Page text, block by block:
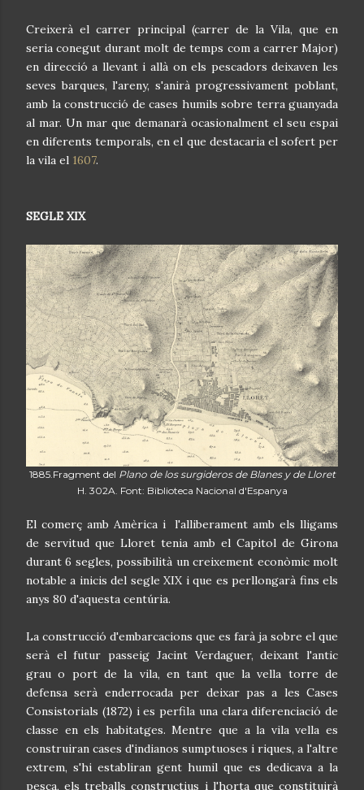
Creixerà el carrer principal (carrer de la Vila, que en
seria conegut durant molt de temps com a carrer Major)
en direcció a llevant i allà on els pescadors deixaven les
seves barques, l'areny, s'anirà progressivament poblant,
amb la construcció de cases humils sobre terra guanyada
al mar. Un mar que demanarà ocasionalment el seu espai
en diferents temporals, en el que destacaria el sofert per
la vila el 1607.
SEGLE XIX
1885.Fragment del Plano de los surgideros de Blanes y de Lloret
H. 302A. Font: Biblioteca Nacional d'Espanya
El comerç amb Amèrica i l'alliberament amb els lligams
de servitud que Lloret tenia amb el Capitol de Girona
durant 6 segles, possibilità un creixement econòmic molt
notable a inicis del segle XIX i que es perllongarà fins els
anys 80 d'aquesta centúria.
La construcció d'embarcacions que es farà ja sobre el que
serà el futur passeig Jacint Verdaguer, deixant l'antic
grau o port de la vila, en tant que la vella torre de
defensa serà enderrocada per deixar pas a les Cases
Consistorials (1872) i es perfila una clara diferenciació de
classe en els habitatges. Mentre que a la vila vella es
construiran cases d'indianos sumptuoses i riques, a l'altre
extrem, s'hi establiran gent humil que es dedicava a la
pesca, els treballs constructius i l'horta que constituirà